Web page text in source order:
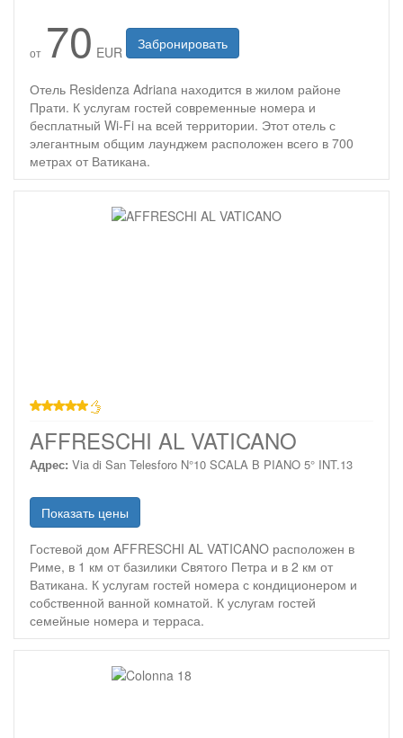
от 70 EUR Забронировать
Отель Residenza Adriana находится в жилом районе
Прати. К услугам гостей современные номера и
бесплатный Wi-Fi на всей территории. Этот отель с
элегантным общим лаунджем расположен всего в 700
метрах от Ватикана.
AFFRESCHI AL VATICANO
Адрес: Via di San Telesforo N°10 SCALA B PIANO 5° INT.13
Показать цены
Гостевой дом AFFRESCHI AL VATICANO расположен в
Риме, в 1 км от базилики Святого Петра и в 2 км от
Ватикана. К услугам гостей номера с кондиционером и
собственной ванной комнатой. К услугам гостей
семейные номера и терраса.